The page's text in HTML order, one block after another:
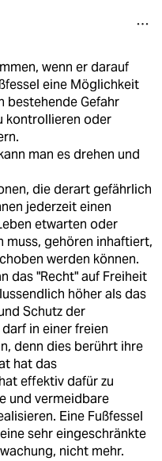
wenn er darauf
eine Möglichkeit
bestehende Gefahr
kontrollieren oder
man es drehen und
die derart gefährlich
jederzeit einen
etwarten oder
muss, gehören inhaftiert,
werden können.
das "Recht" auf Freiheit
höher als das
Schutz der
in einer freien
denn dies berührt ihre
hat das
effektiv dafür zu
und vermeidbare
Eine Fußfessel
sehr eingeschränkte
nicht mehr.